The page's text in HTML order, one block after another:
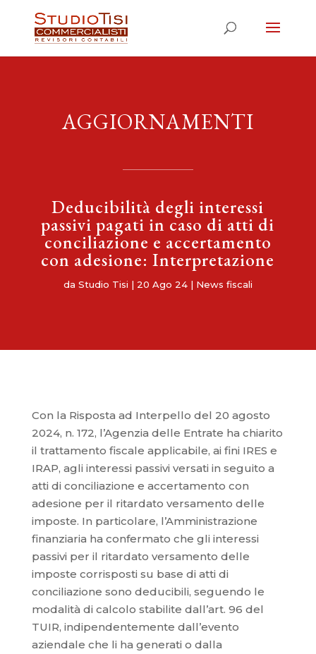
AGGIORNAMENTI
Deducibilità degli interessi
passivi pagati in caso di atti di
conciliazione e accertamento
con adesione: Interpretazione
da Studio Tisi | 20 Ago 24| News fiscali
Con la Risposta ad Interpello del 20 agosto
2024, n. 172, l’Agenzia delle Entrate ha chiarito
il trattamento fiscale applicabile, ai fini IRES e
IRAP, agli interessi passivi versati in seguito a
atti di conciliazione e accertamento con
adesione per il ritardato versamento delle
imposte. In particolare, l’Amministrazione
finanziaria ha confermato che gli interessi
passivi per il ritardato versamento delle
imposte corrisposti su base di atti di
conciliazione sono deducibili, seguendo le
modalità di calcolo stabilite dall’art. 96 del
TUIR, indipendentemente dall’evento
aziendale che li ha generati o dalla